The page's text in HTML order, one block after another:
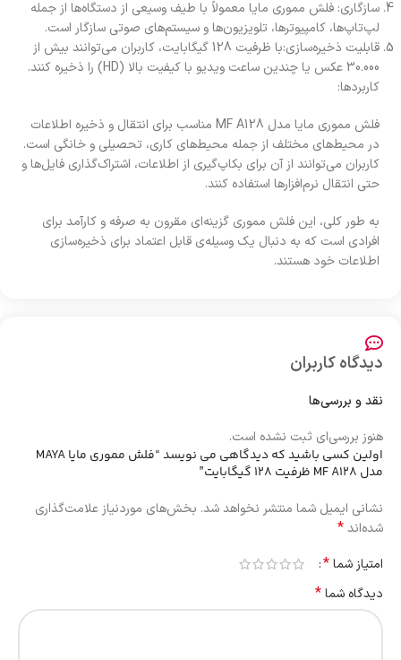
سازگاری: فلش مموری مایا معمولاً با طیف وسیعی از دستگاه‌ها از جمله
لپ‌تاپ‌ها، کامپیوترها، تلویزیون‌ها و سیستم‌های صوتی سازگار است.
قابلیت ذخیره‌سازی:با ظرفیت 128 گیگابایت، کاربران می‌توانند بیش از
30.000 عکس یا چندین ساعت ویدیو با کیفیت بالا (HD) را ذخیره کنند.
کاربردها:
فلش مموری مایا مدل MF A128 مناسب برای انتقال و ذخیره اطلاعات
در محیط‌های مختلف از جمله محیط‌های کاری، تحصیلی و خانگی است.
کاربران می‌توانند از آن برای بکاپ‌گیری از اطلاعات، اشتراک‌گذاری فایل‌ها و
حتی انتقال نرم‌افزارها استفاده کنند.
به طور کلی، این فلش مموری گزینه‌ای مقرون به صرفه و کارآمد برای
افرادی است که به دنبال یک وسیله‌ی قابل اعتماد برای ذخیره‌سازی
اطلاعات خود هستند.
دیدگاه کاربران
نقد و بررسی‌ها
هنوز بررسی‌ای ثبت نشده است.
اولین کسی باشید که دیدگاهی می نویسد “فلش مموری مایا MAYA
مدل MF A128 ظرفیت 128 گیگابایت”
نشانی ایمیل شما منتشر نخواهد شد. بخش‌های موردنیاز علامت‌گذاری
شده‌اند*
امتیاز شما*
دیدگاه شما*